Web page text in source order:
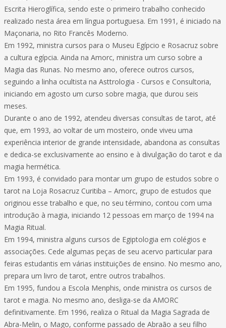
Escrita Hieroglífica, sendo este o primeiro trabalho conhecido
realizado nesta área em língua portuguesa. Em 1991, é iniciado na
Maçonaria, no Rito Francês Moderno.
Em 1992, ministra cursos para o Museu Egípcio e Rosacruz sobre
a cultura egípcia. Ainda na Amorc, ministra um curso sobre a
Magia das Runas. No mesmo ano, oferece outros cursos,
seguindo a linha ocultista na Asttrologia - Cursos e Consultoria,
iniciando em agosto um curso sobre magia, que durou seis
meses.
Durante o ano de 1992, atendeu diversas consultas de tarot, até
que, em 1993, ao voltar de um mosteiro, onde viveu uma
experiência interior de grande intensidade, abandona as consultas
e dedica-se exclusivamente ao ensino e à divulgação do tarot e da
magia hermética.
Em 1993, é convidado para montar um grupo de estudos sobre o
tarot na Loja Rosacruz Curitiba – Amorc, grupo de estudos que
originou esse trabalho e que, no seu término, contou com uma
introdução à magia, iniciando 12 pessoas em março de 1994 na
Magia Ritual.
Em 1994, ministra alguns cursos de Egiptologia em colégios e
associações. Cede algumas peças de seu acervo particular para
feiras estudantis em várias instituições de ensino. No mesmo ano,
prepara um livro de tarot, entre outros trabalhos.
Em 1995, fundou a Escola Menphis, onde ministra os cursos de
tarot e magia. No mesmo ano, desliga-se da AMORC
definitivamente. Em 1996, realiza o Ritual da Magia Sagrada de
Abra-Melin, o Mago, conforme passado de Abraão a seu filho